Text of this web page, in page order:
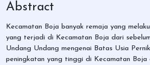
Abstract
Kecamatan Boja banyak remaja yang
yang terjadi di Kecamatan Boja dari
Undang Undang mengenai Batas Usia
peningkatan yang tinggi di Kecamatan Boja